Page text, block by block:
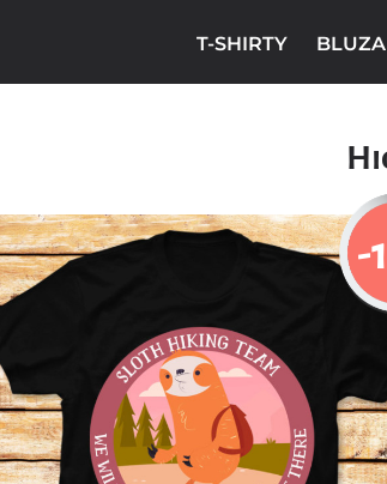
T-SHIRTY BLUZA
-